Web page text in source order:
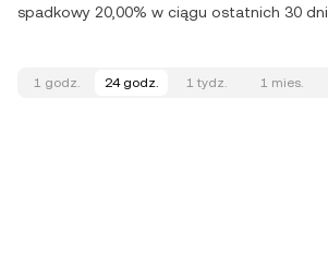
spadkowy 20,00% w ciągu ostatnich 30 dni.
1 godz. 24 godz. 1 tydz. 1 mies.